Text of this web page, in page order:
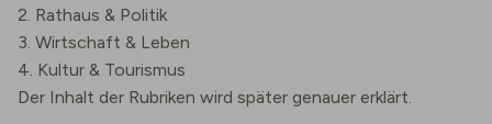
2. Rathaus & Politik
3. Wirtschaft & Leben
4. Kultur & Tourismus
Der Inhalt der Rubriken wird später genauer erklärt.